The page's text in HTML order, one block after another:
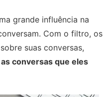
grande influência na
Com o filtro, os
suas conversas,
conversas que eles